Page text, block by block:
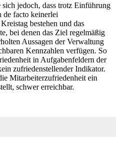
jedoch, dass trotz Einführung
de facto keinerlei
bestehen und das
bei denen das Ziel regelmäßig
Aussagen der Verwaltung
Kennzahlen verfügen. So
in Aufgabenfeldern der
zufriedenstellender Indikator.
Mitarbeiterzufriedenheit ein
schwer erreichbar.